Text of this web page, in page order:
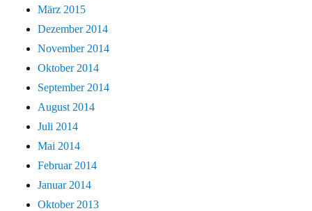
März 2015
Dezember 2014
November 2014
Oktober 2014
September 2014
August 2014
Juli 2014
Mai 2014
Februar 2014
Januar 2014
Oktober 2013